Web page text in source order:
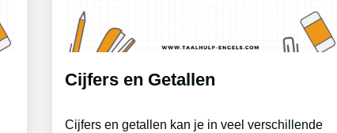
Cijfers en Getallen
Cijfers en getallen kan je in veel verschillende